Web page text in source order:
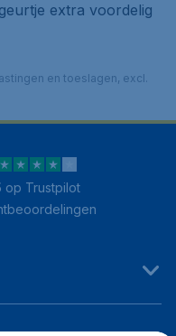
extra voordelig
en toeslagen, excl.
op Trustpilot